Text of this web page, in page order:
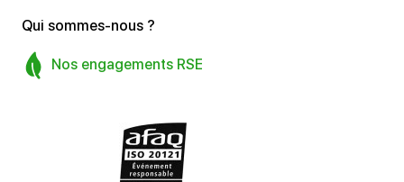
Qui sommes-nous ?
Nos engagements RSE